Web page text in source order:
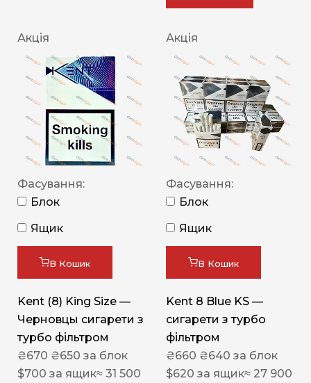
Акція
Фасування:
Блок
Ящик
В Кошик
Kent (8) King Size —
Черновцы сигарети з
турбо фільтром
₴670 ₴650 за блок
$700 за ящик≈ 31 500
Акція
Фасування:
Блок
Ящик
В Кошик
Kent 8 Blue KS —
сигарети з турбо
фільтром
₴660 ₴640 за блок
$620 за ящик≈ 27 900